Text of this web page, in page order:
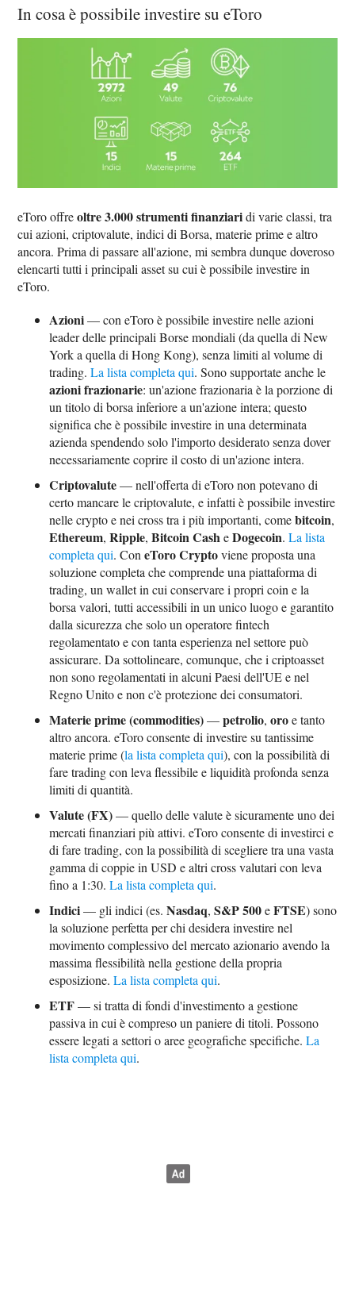
In cosa è possibile investire su eToro
eToro offreoltre 3.000 strumenti finanziaridi varie classi, tra
cui azioni, criptovalute, indici di Borsa, materie prime e altro
ancora. Prima di passare all'azione, mi sembra dunque doveroso
elencarti tutti i principali asset su cui è possibile investire in
eToro.
Azioni— con eToro è possibile investire nelle azioni
leader delle principali Borse mondiali (da quella di New
York a quella di Hong Kong), senza limiti al volume di
trading.La lista completa qui. Sono supportate anche le
azioni frazionarie: un'azione frazionaria è la porzione di
un titolo di borsa inferiore a un'azione intera; questo
significa che è possibile investire in una determinata
azienda spendendo solo l'importo desiderato senza dover
necessariamente coprire il costo di un'azione intera.
Criptovalute— nell'offerta di eToro non potevano di
certo mancare le criptovalute, e infatti è possibile investire
nelle crypto e nei cross tra i più importanti, comebitcoin,
Ethereum,Ripple,Bitcoin CasheDogecoin.La lista
completa qui. ConeToro Cryptoviene proposta una
soluzione completa che comprende una piattaforma di
trading, un wallet in cui conservare i propri coin e la
borsa valori, tutti accessibili in un unico luogo e garantito
dalla sicurezza che solo un operatore fintech
regolamentato e con tanta esperienza nel settore può
assicurare. Da sottolineare, comunque, che i criptoasset
non sono regolamentati in alcuni Paesi dell'UE e nel
Regno Unito e non c'è protezione dei consumatori.
Materie prime (commodities)—petrolio,oroe tanto
altro ancora. eToro consente di investire su tantissime
materie prime (la lista completa qui), con la possibilità di
fare trading con leva flessibile e liquidità profonda senza
limiti di quantità.
Valute (FX)— quello delle valute è sicuramente uno dei
mercati finanziari più attivi. eToro consente di investirci e
di fare trading, con la possibilità di scegliere tra una vasta
gamma di coppie in USD e altri cross valutari con leva
fino a 1:30.La lista completa qui.
Indici— gli indici (es.Nasdaq,S&P 500eFTSE) sono
la soluzione perfetta per chi desidera investire nel
movimento complessivo del mercato azionario avendo la
massima flessibilità nella gestione della propria
esposizione.La lista completa qui.
ETF— si tratta di fondi d'investimento a gestione
passiva in cui è compreso un paniere di titoli. Possono
essere legati a settori o aree geografiche specifiche.La
lista completa qui.